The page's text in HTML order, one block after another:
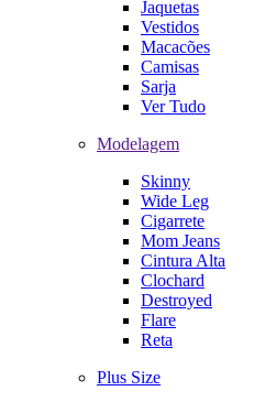
Jaquetas
Vestidos
Macacões
Camisas
Sarja
Ver Tudo
Modelagem
Skinny
Wide Leg
Cigarrete
Mom Jeans
Cintura Alta
Clochard
Destroyed
Flare
Reta
Plus Size